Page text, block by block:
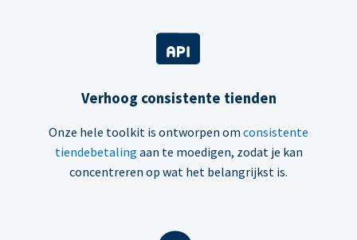
Verhoog consistente tienden
Onze hele toolkit is ontworpen om consistente
tiendebetaling aan te moedigen, zodat je kan
concentreren op wat het belangrijkst is.